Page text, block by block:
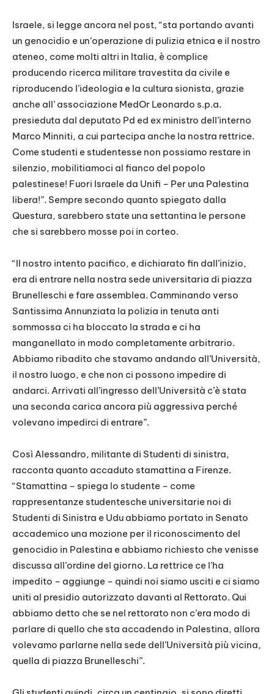
Israele, si legge ancora nel post, “sta portando avanti
un genocidio e un’operazione di pulizia etnica e il nostro
ateneo, come molti altri in Italia, è complice
producendo ricerca militare travestita da civile e
riproducendo l’ideologia e la cultura sionista, grazie
anche all’ associazione MedOr Leonardo s.p.a.
presieduta dal deputato Pd ed ex ministro dell’interno
Marco Minniti, a cui partecipa anche la nostra rettrice.
Come studenti e studentesse non possiamo restare in
silenzio, mobilitiamoci al fianco del popolo
palestinese! Fuori Israele da Unifi – Per una Palestina
libera!”. Sempre secondo quanto spiegato dalla
Questura, sarebbero state una settantina le persone
che si sarebbero mosse poi in corteo.
“Il nostro intento pacifico, e dichiarato fin dall’inizio,
era di entrare nella nostra sede universitaria di piazza
Brunelleschi e fare assemblea. Camminando verso
Santissima Annunziata la polizia in tenuta anti
sommossa ci ha bloccato la strada e ci ha
manganellato in modo completamente arbitrario.
Abbiamo ribadito che stavamo andando all’Università,
il nostro luogo, e che non ci possono impedire di
andarci. Arrivati all’ingresso dell’Università c’è stata
una seconda carica ancora più aggressiva perché
volevano impedirci di entrare”.
Così Alessandro, militante di Studenti di sinistra,
racconta quanto accaduto stamattina a Firenze.
“Stamattina – spiega lo studente – come
rappresentanze studentesche universitarie noi di
Studenti di Sinistra e Udu abbiamo portato in Senato
accademico una mozione per il riconoscimento del
genocidio in Palestina e abbiamo richiesto che venisse
discussa all’ordine del giorno. La rettrice ce l’ha
impedito – aggiunge – quindi noi siamo usciti e ci siamo
uniti al presidio autorizzato davanti al Rettorato. Qui
abbiamo detto che se nel rettorato non c’era modo di
parlare di quello che sta accadendo in Palestina, allora
volevamo parlarne nella sede dell’Università più vicina,
quella di piazza Brunelleschi”.